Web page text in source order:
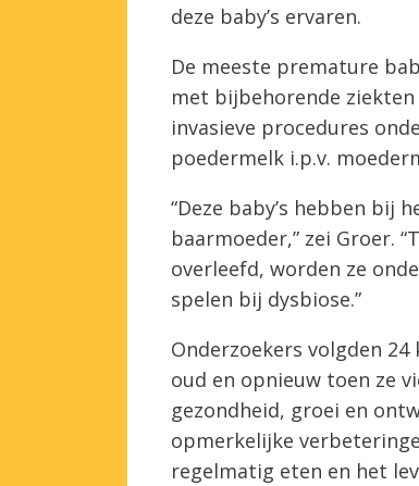
deze baby’s ervaren.
De meeste premature
met bijbehorende
invasieve procedures
poedermelk i.p.v.
“Deze baby’s hebben bij
baarmoeder,” zei Groer.
overleefd, worden ze
spelen bij dysbiose.”
Onderzoekers volgden
oud en opnieuw toen ze
gezondheid, groei en
opmerkelijke
regelmatig eten en het